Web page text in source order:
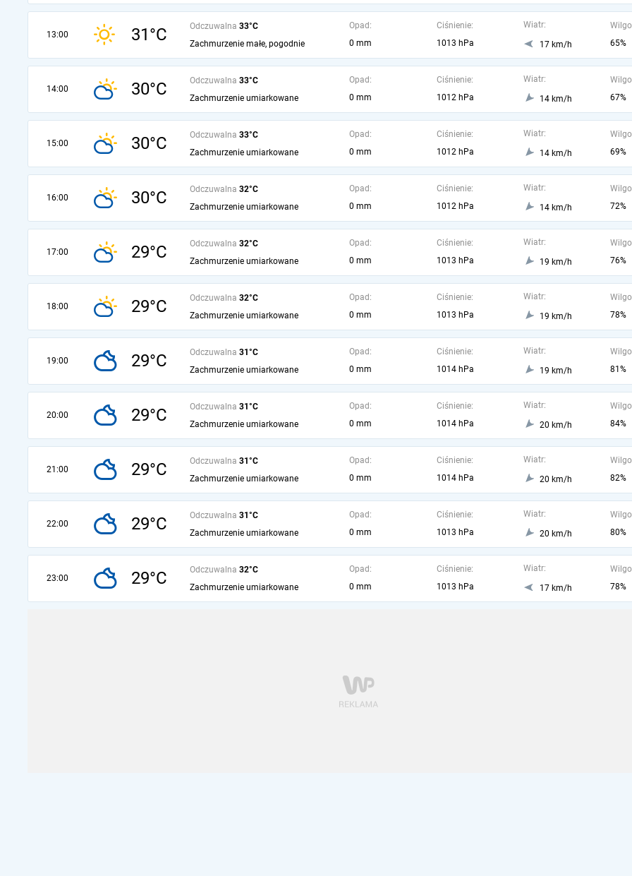
13:00 31°C Odczuwalna 33°C
Zachmurzenie małe, pogodnie
Opad:
0 mm
Ciśnienie:
1013 hPa
Wiatr:
17 km/h
65%
14:00 30°C Odczuwalna 33°C
Zachmurzenie umiarkowane
Opad:
0 mm
Ciśnienie:
1012 hPa
Wiatr:
14 km/h
67%
15:00 30°C Odczuwalna 33°C
Zachmurzenie umiarkowane
Opad:
0 mm
Ciśnienie:
1012 hPa
Wiatr:
14 km/h
69%
16:00 30°C Odczuwalna 32°C
Zachmurzenie umiarkowane
Opad:
0 mm
Ciśnienie:
1012 hPa
Wiatr:
14 km/h
72%
17:00 29°C Odczuwalna 32°C
Zachmurzenie umiarkowane
Opad:
0 mm
Ciśnienie:
1013 hPa
Wiatr:
19 km/h
76%
18:00 29°C Odczuwalna 32°C
Zachmurzenie umiarkowane
Opad:
0 mm
Ciśnienie:
1013 hPa
Wiatr:
19 km/h
78%
19:00 29°C Odczuwalna 31°C
Zachmurzenie umiarkowane
Opad:
0 mm
Ciśnienie:
1014 hPa
Wiatr:
19 km/h
81%
20:00 29°C Odczuwalna 31°C
Zachmurzenie umiarkowane
Opad:
0 mm
Ciśnienie:
1014 hPa
Wiatr:
20 km/h
84%
21:00 29°C Odczuwalna 31°C
Zachmurzenie umiarkowane
Opad:
0 mm
Ciśnienie:
1014 hPa
Wiatr:
20 km/h
82%
22:00 29°C Odczuwalna 31°C
Zachmurzenie umiarkowane
Opad:
0 mm
Ciśnienie:
1013 hPa
Wiatr:
20 km/h
80%
23:00 29°C Odczuwalna 32°C
Zachmurzenie umiarkowane
Opad:
0 mm
Ciśnienie:
1013 hPa
Wiatr:
17 km/h
78%